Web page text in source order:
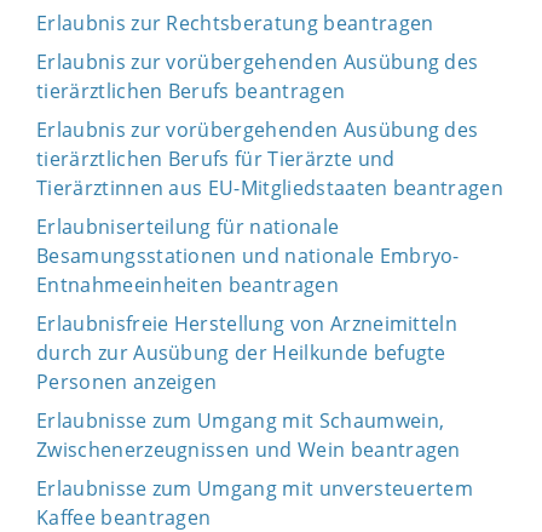
Erlaubnis zur Rechtsberatung beantragen
Erlaubnis zur vorübergehenden Ausübung des
tierärztlichen Berufs beantragen
Erlaubnis zur vorübergehenden Ausübung des
tierärztlichen Berufs für Tierärzte und
Tierärztinnen aus EU-Mitgliedstaaten beantragen
Erlaubniserteilung für nationale
Besamungsstationen und nationale Embryo-
Entnahmeeinheiten beantragen
Erlaubnisfreie Herstellung von Arzneimitteln
durch zur Ausübung der Heilkunde befugte
Personen anzeigen
Erlaubnisse zum Umgang mit Schaumwein,
Zwischenerzeugnissen und Wein beantragen
Erlaubnisse zum Umgang mit unversteuertem
Kaffee beantragen